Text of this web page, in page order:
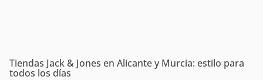
Tiendas Jack & Jones en Alicante y Murcia: estilo para
todos los días